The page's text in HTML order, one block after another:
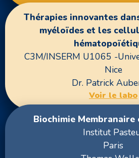
Thérapies innovantes
myéloïdes et les
C3M/INSERM U1065 -
Nice
Dr. Patrick
Voir le labo
Biochimie
Institut
Paris